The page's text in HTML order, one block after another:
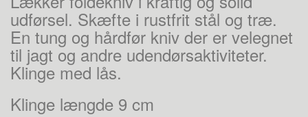
udførsel. Skæfte i rustfrit stål og træ.
En tung og hårdfør kniv der er velegnet
til jagt og andre udendørsaktiviteter.
Klinge med lås.
Klinge længde 9 cm